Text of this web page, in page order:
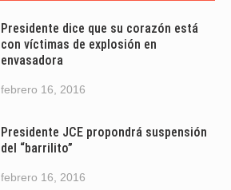
Presidente dice que su corazón está
con víctimas de explosión en
envasadora
febrero 16, 2016
Presidente JCE propondrá suspensión
del “barrilito”
febrero 16, 2016